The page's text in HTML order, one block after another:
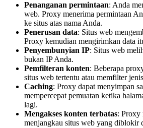
Penanganan permintaan: Anda
web. Proxy menerima permintaan
ke situs atas nama Anda.
Penerusan data: Situs web
Proxy kemudian mengirimkan data
Penyembunyian IP: Situs web
bukan IP Anda.
Pemfilteran konten: Beberapa
situs web tertentu atau memfilter
Caching: Proxy dapat menyimpan
mempercepat pemuatan ketika
lagi.
Mengakses konten terbatas: Proxy
menjangkau situs web yang diblokir